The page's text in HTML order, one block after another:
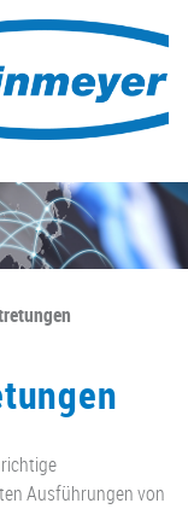
Ausführungen von